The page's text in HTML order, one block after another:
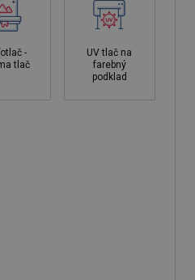
-
tlač
UV tlač na
farebný
podklad